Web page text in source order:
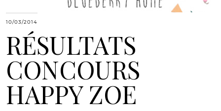
10/03/2014
RÉSULTATS
CONCOURS
HAPPY ZOE